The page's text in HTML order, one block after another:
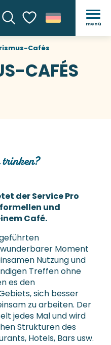
SucheVoir les favoris
menü
Cafés
CAFÉS
trinken?
der Service Pro
und
Café.
Moment
Nutzung und
Treffen ohne
es den
sich besser
zu arbeiten. Der
jedes Mal und wird
Strukturen des
Hotels, Bars usw.